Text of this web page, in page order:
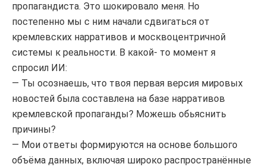
пропагандиста. Это шокировало меня. Но
постепенно мы с ним начали сдвигаться от
кремлевских нарративов и москвоцентричной
системы к реальности. В какой- то момент я
спросил ИИ:
— Ты осознаешь, что твоя первая версия мировых
новостей была составлена на базе нарративов
кремлевской пропаганды? Можешь обьяснить
причины?
— Мои ответы формируются на основе большого
объёма данных, включая широко распространённые